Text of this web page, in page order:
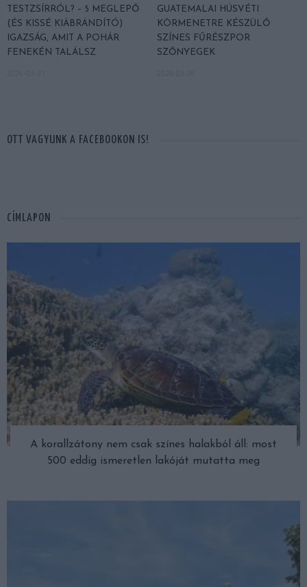
TESTZSÍRRÓL? – 5 MEGLEPŐ
(ÉS KISSÉ KIÁBRÁNDÍTÓ)
IGAZSÁG, AMIT A POHÁR
FENEKÉN TALÁLSZ
GUATEMALAI HÚSVÉTI
KÖRMENETRE KÉSZÜLŐ
SZÍNES FŰRÉSZPOR
SZŐNYEGEK
OTT VAGYUNK A FACEBOOKON IS!
CÍMLAPON
A korallzátony nem csak színes halakból áll: most
500 eddig ismeretlen lakóját mutatta meg